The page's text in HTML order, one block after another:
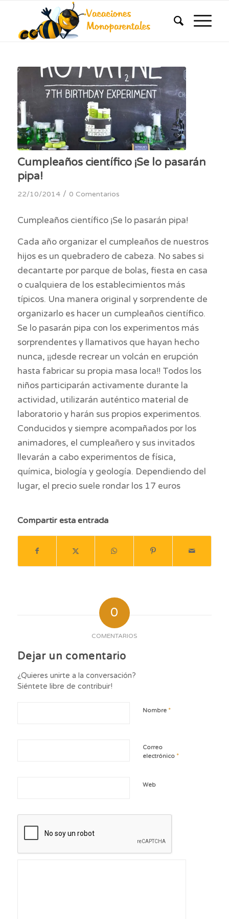
Cumpleaños científico ¡Se lo pasarán
pipa!
22/10/2014 / 0 Comentarios
Cumpleaños científico ¡Se lo pasarán pipa!
Cada año organizar el cumpleaños de nuestros
hijos es un quebradero de cabeza. No sabes si
decantarte por parque de bolas, fiesta en casa
o cualquiera de los establecimientos más
típicos. Una manera original y sorprendente de
organizarlo es hacer un cumpleaños científico.
Se lo pasarán pipa con los experimentos más
sorprendentes y llamativos que hayan hecho
nunca, ¡¡desde recrear un volcán en erupción
hasta fabricar su propia masa loca!! Todos los
niños participarán activamente durante la
actividad, utilizarán auténtico material de
laboratorio y harán sus propios experimentos.
Conducidos y siempre acompañados por los
animadores, el cumpleañero y sus invitados
llevarán a cabo experimentos de física,
química, biología y geología. Dependiendo del
lugar, el precio suele rondar los 17 euros
Compartir esta entrada
0
COMENTARIOS
Dejar un comentario
¿Quieres unirte a la conversación?
Siéntete libre de contribuir!
Nombre *
Correo
electrónico *
Web